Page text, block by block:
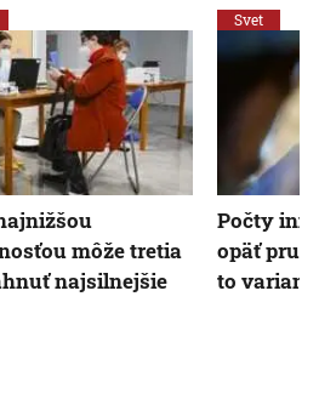
môže tretia
najsilnejšie
Svet
Počty
opäť
to variant